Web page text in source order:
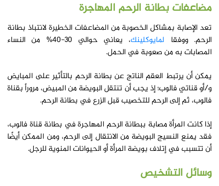
مضاعفات بطانة الرحم المهاجرة
تعد الإصابة بمشاكل الخصوبة من المضاعفات الخطيرة لانتباذ بطانة
الرحم. ووفقا لمايوكلينك
، يعاني حوالي 30-40% من النساء
المصابات به من صعوبة في الحمل.
يمكن أن يرتبط العقم الناتج عن بطانة الرحم بالتأثير على المبايض
و/أو قناتي فالوب؛ إذ يجب أن تنتقل البويضة من المبيض، مروراً بقناة
فالوب، ثم إلى الرحم للتخصيب قبل الزرع في بطانة الرحم.
إذا كانت المرأة مصابة ببطانة الرحم المهاجرة في بطانة قناة فالوب،
فقد يمنع النسيج البويضة من الانتقال إلى الرحم، ومن الممكن أيضًا
أن تتسبب في إتلاف بويضة المرأة أو الحيوانات المنوية للرجل.
وسائل التشخيص